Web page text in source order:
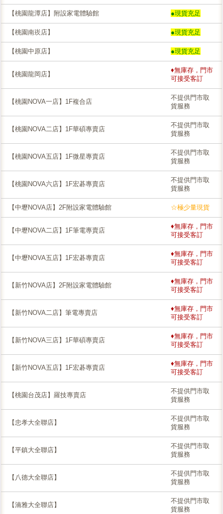
【桃園龍潭店】附設家電體驗館 ●現貨充足
【桃園南崁店】 ●現貨充足
【桃園中原店】 ●現貨充足
【桃園龍岡店】
♦無庫存，門市
可接受客訂
【桃園NOVA一店】1F複合店
不提供門市取
貨服務
【桃園NOVA二店】1F華碩專賣店
不提供門市取
貨服務
【桃園NOVA五店】1F微星專賣店
不提供門市取
貨服務
【桃園NOVA六店】1F宏碁專賣店
不提供門市取
貨服務
【中壢NOVA店】2F附設家電體驗館 ☆極少量現貨
【中壢NOVA二店】1F筆電專賣店
♦無庫存，門市
可接受客訂
【中壢NOVA五店】1F宏碁專賣店
♦無庫存，門市
可接受客訂
【新竹NOVA店】2F附設家電體驗館
♦無庫存，門市
可接受客訂
【新竹NOVA二店】筆電專賣店
♦無庫存，門市
可接受客訂
【新竹NOVA三店】1F華碩專賣店
♦無庫存，門市
可接受客訂
【新竹NOVA五店】1F宏碁專賣店
♦無庫存，門市
可接受客訂
【桃園台茂店】羅技專賣店
不提供門市取
貨服務
【忠孝大全聯店】
不提供門市取
貨服務
【平鎮大全聯店】
不提供門市取
貨服務
【八德大全聯店】
不提供門市取
貨服務
【湳雅大全聯店】
不提供門市取
貨服務